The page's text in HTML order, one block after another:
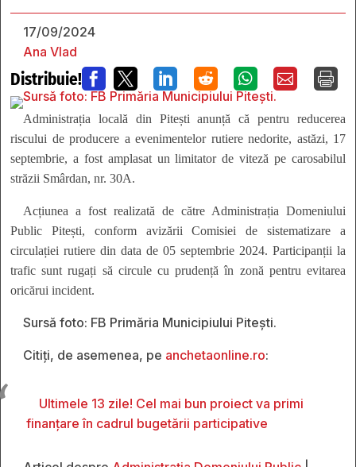
17/09/2024
Ana Vlad
Distribuie!       
Administrația locală din Pitești anunță că pentru reducerea
riscului de producere a evenimentelor rutiere nedorite, astăzi, 17
septembrie, a fost amplasat un limitator de viteză pe carosabilul
străzii Smârdan, nr. 30A.
Acțiunea a fost realizată de către Administrația Domeniului
Public Pitești, conform avizării Comisiei de sistematizare a
circulației rutiere din data de 05 septembrie 2024. Participanții la
trafic sunt rugați să circule cu prudență în zonă pentru evitarea
oricărui incident.
Sursă foto: FB Primăria Municipiului Pitești.
Citiți, de asemenea, pe anchetaonline.ro:
Ultimele 13 zile! Cel mai bun proiect va primi
finanțare în cadrul bugetării participative